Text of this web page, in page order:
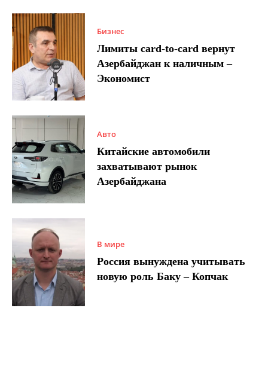
Бизнес
Лимиты card-to-card вернут
Азербайджан к наличным –
Экономист
Авто
Китайские автомобили
захватывают рынок
Азербайджана
В мире
Россия вынуждена учитывать
новую роль Баку – Копчак